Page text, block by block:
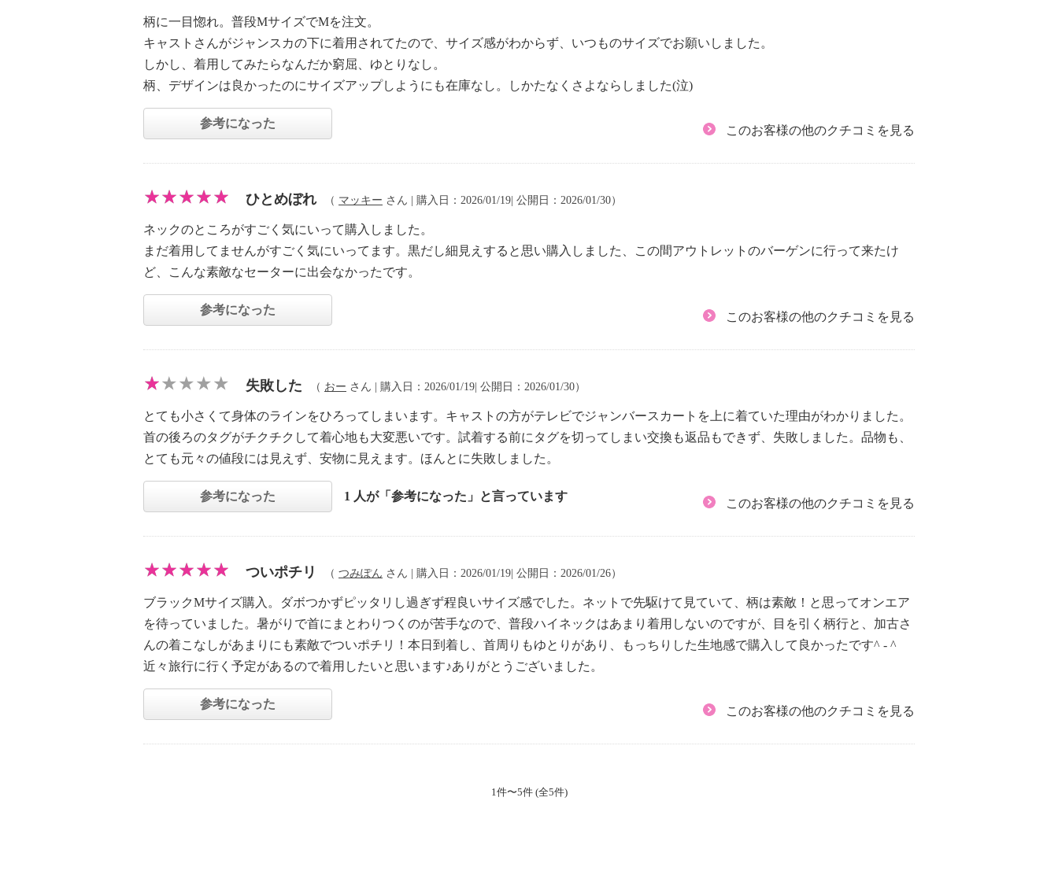
柄に一目惚れ。普段MサイズでMを注文。
キャストさんがジャンスカの下に着用されてたので、サイズ感がわからず、いつものサイズでお願いしました。
しかし、着用してみたらなんだか窮屈、ゆとりなし。
柄、デザインは良かったのにサイズアップしようにも在庫なし。しかたなくさよならしました(泣)
参考になった
このお客様の他のクチコミを見る
ひとめぼれ （ マッキー さん | 購入日：2026/01/19| 公開日：2026/01/30）
ネックのところがすごく気にいって購入しました。
まだ着用してませんがすごく気にいってます。黒だし細見えすると思い購入しました、この間アウトレットのバーゲンに行って来たけ
ど、こんな素敵なセーターに出会なかったです。
参考になった
このお客様の他のクチコミを見る
失敗した （ おー さん | 購入日：2026/01/19| 公開日：2026/01/30）
とても小さくて身体のラインをひろってしまいます。キャストの方がテレビでジャンバースカートを上に着ていた理由がわかりました。
首の後ろのタグがチクチクして着心地も大変悪いです。試着する前にタグを切ってしまい交換も返品もできず、失敗しました。品物も、
とても元々の値段には見えず、安物に見えます。ほんとに失敗しました。
参考になった 1 人が「参考になった」と言っています
このお客様の他のクチコミを見る
ついポチリ （ つみぽん さん | 購入日：2026/01/19| 公開日：2026/01/26）
ブラックMサイズ購入。ダボつかずピッタリし過ぎず程良いサイズ感でした。ネットで先駆けて見ていて、柄は素敵！と思ってオンエア
を待っていました。暑がりで首にまとわりつくのが苦手なので、普段ハイネックはあまり着用しないのですが、目を引く柄行と、加古さ
んの着こなしがあまりにも素敵でついポチリ！本日到着し、首周りもゆとりがあり、もっちりした生地感で購入して良かったです^ - ^
近々旅行に行く予定があるので着用したいと思います♪ありがとうございました。
参考になった
このお客様の他のクチコミを見る
1件〜5件 (全5件)